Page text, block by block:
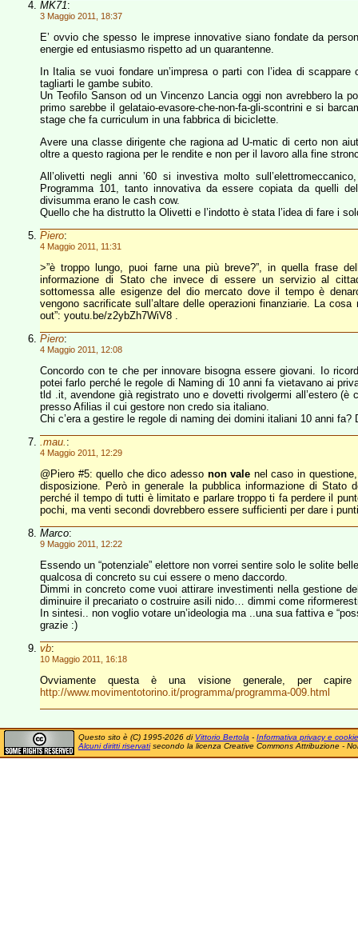
MK71:
3 Maggio 2011, 18:37
E’ ovvio che spesso le imprese innovative siano fondate da
energie ed entusiasmo rispetto ad un quarantenne.
In Italia se vuoi fondare un’impresa o parti con l’idea di
tagliarti le gambe subito.
Un Teofilo Sanson od un Vincenzo Lancia oggi non avrebbero la
primo sarebbe il gelataio-evasore-che-non-fa-gli-scontrini e si
stage che fa curriculum in una fabbrica di biciclette.
Avere una classe dirigente che ragiona ad U-matic di certo non
oltre a questo ragiona per le rendite e non per il lavoro alla fine
All’olivetti negli anni ’60 si investiva molto
Programma 101, tanto innovativa da essere copiata da quelli
divisumma erano le cash cow.
Quello che ha distrutto la Olivetti e l’indotto è stata l’idea di fare i
Piero:
4 Maggio 2011, 11:31
>”è troppo lungo, puoi farne una più breve?”, in quella frase
informazione di Stato che invece di essere un servizio al
sottomessa alle esigenze del dio mercato dove il tempo è
vengono sacrificate sull’altare delle operazioni finanziarie. La
out”: youtu.be/z2ybZh7WiV8 .
Piero:
4 Maggio 2011, 12:08
Concordo con te che per innovare bisogna essere giovani. Io
potei farlo perché le regole di Naming di 10 anni fa vietavano ai
tld .it, avendone già registrato uno e dovetti rivolgermi all’estero
presso Afilias il cui gestore non credo sia italiano.
Chi c’era a gestire le regole di naming dei domini italiani 10 anni
.mau. :
4 Maggio 2011, 12:29
@Piero #5: quello che dico adesso non vale nel caso in
disposizione. Però in generale la pubblica informazione di Stato
perché il tempo di tutti è limitato e parlare troppo ti fa perdere il
pochi, ma venti secondi dovrebbero essere sufficienti per dare i
Marco:
9 Maggio 2011, 12:22
Essendo un “potenziale” elettore non vorrei sentire solo le solite
qualcosa di concreto su cui essere o meno daccordo.
Dimmi in concreto come vuoi attirare investimenti nella gestione
diminuire il precariato o costruire asili nido… dimmi come
In sintesi.. non voglio votare un’ideologia ma ..una sua fattiva e
grazie :)
vb:
10 Maggio 2011, 16:18
Ovviamente questa è una visione generale, per
http://www.movimentotorino.it/programma/programma-009.html
Questo sito è (C) 1995-2026 di Vittorio Bertola - Informativa privacy e cookie
Alcuni diritti riservatisecondo la licenza Creative Commons Attribuzione -